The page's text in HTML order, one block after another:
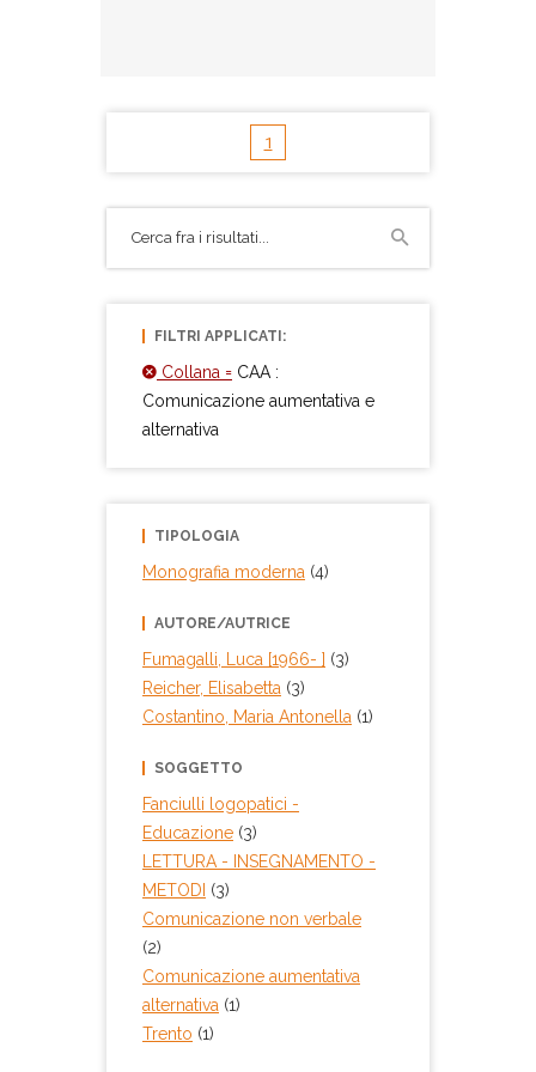
1
FILTRI APPLICATI:
Collana = CAA :
Comunicazione aumentativa e
alternativa
TIPOLOGIA
Monografia moderna (4)
AUTORE/AUTRICE
Fumagalli, Luca [1966- ] (3)
Reicher, Elisabetta (3)
Costantino, Maria Antonella (1)
SOGGETTO
Fanciulli logopatici -
Educazione (3)
LETTURA - INSEGNAMENTO -
METODI (3)
Comunicazione non verbale
(2)
Comunicazione aumentativa
alternativa (1)
Trento (1)